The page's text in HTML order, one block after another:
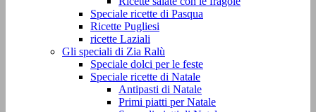
Speciale ricette di Pasqua
Ricette Pugliesi
ricette Laziali
Gli speciali di Zia Ralù
Speciale dolci per le feste
Speciale ricette di Natale
Antipasti di Natale
Primi piatti per Natale